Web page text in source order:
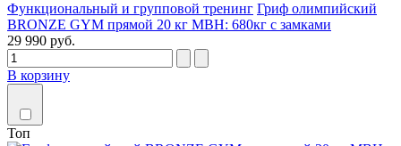
Функциональный и групповой тренинг Гриф олимпийский
BRONZE GYM прямой 20 кг МВН: 680кг с замками
29 990 руб.
В корзину
Топ